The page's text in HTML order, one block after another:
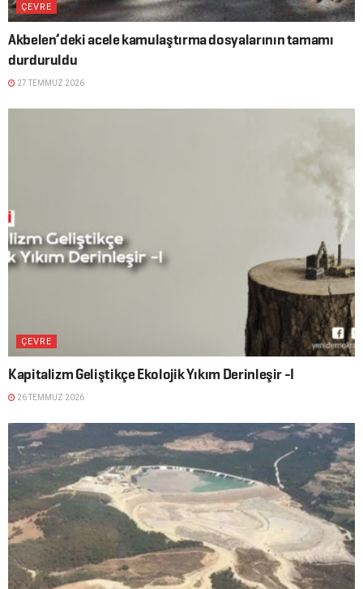
ÇEVRE
Akbelen’deki acele kamulaştırma dosyalarının tamamı
durduruldu
27 TEMMUZ 2026
ÇEVRE
Kapitalizm Geliştikçe Ekolojik Yıkım Derinleşir -I
26 TEMMUZ 2026